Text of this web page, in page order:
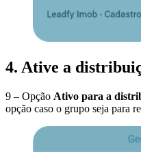
4. Ative a
9 – Opção Ativo para a
opção caso o grupo seja para